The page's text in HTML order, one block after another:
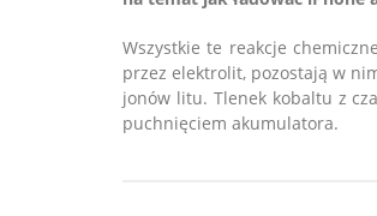
Wszystkie te reakcje
przez elektrolit, pozostają w
jonów litu. Tlenek kobaltu z
puchnięciem akumulatora.